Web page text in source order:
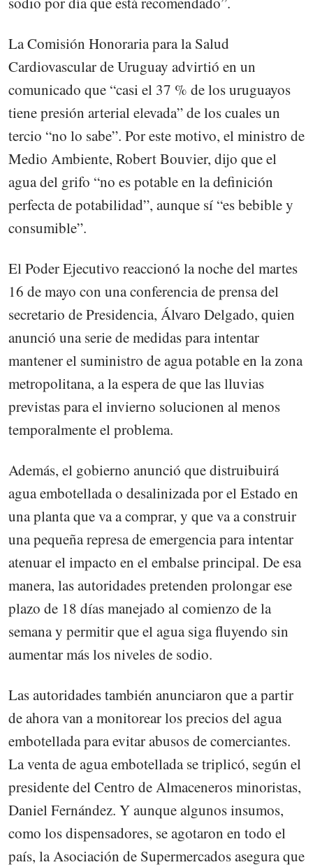
La Comisión Honoraria para la Salud
Cardiovascular de Uruguay advirtió en un
comunicado que “casi el 37 % de los uruguayos
tiene presión arterial elevada” de los cuales un
tercio “no lo sabe”. Por este motivo, el ministro de
Medio Ambiente, Robert Bouvier, dijo que el
agua del grifo “no es potable en la definición
perfecta de potabilidad”, aunque sí “es bebible y
consumible”.
El Poder Ejecutivo reaccionó la noche del martes
16 de mayo con una conferencia de prensa del
secretario de Presidencia, Álvaro Delgado, quien
anunció una serie de medidas para intentar
mantener el suministro de agua potable en la zona
metropolitana, a la espera de que las lluvias
previstas para el invierno solucionen al menos
temporalmente el problema.
Además, el gobierno anunció que distruibuirá
agua embotellada o desalinizada por el Estado en
una planta que va a comprar, y que va a construir
una pequeña represa de emergencia para intentar
atenuar el impacto en el embalse principal. De esa
manera, las autoridades pretenden prolongar ese
plazo de 18 días manejado al comienzo de la
semana y permitir que el agua siga fluyendo sin
aumentar más los niveles de sodio.
Las autoridades también anunciaron que a partir
de ahora van a monitorear los precios del agua
embotellada para evitar abusos de comerciantes.
La venta de agua embotellada se triplicó, según el
presidente del Centro de Almaceneros minoristas,
Daniel Fernández. Y aunque algunos insumos,
como los dispensadores, se agotaron en todo el
país, la Asociación de Supermercados asegura que